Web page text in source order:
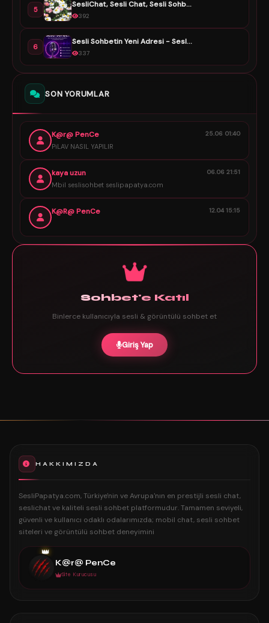
5
SesliChat, Sesli Chat, Sesli Sohb...
392
6
Sesli Sohbetin Yeni Adresi - Sesl...
337
SON YORUMLAR
K@r@ PenCe
PiLAV NASIL YAPILIR
25.06 01:40
kaya uzun
Mbil seslisohbet seslipapatya.com
06.06 21:51
K@R@ PenCe 12.04 15:15
Sohbet'e Katıl
Binlerce kullanıcıyla sesli & görüntülü sohbet et
Giriş Yap
HAKKIMIZDA
SesliPapatya.com, Türkiye'nin ve Avrupa'nın en prestijli sesli chat,
seslichat ve kaliteli sesli sohbet platformudur. Tamamen seviyeli,
güvenli ve kullanıcı odaklı odalarımızda; mobil chat, sesli sohbet
siteleri ve görüntülü sohbet deneyimini
👑
K@r@ PenCe
Site Kurucusu